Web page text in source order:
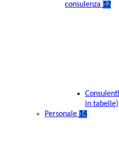
consulenza 12
in tabelle)
Personale 14